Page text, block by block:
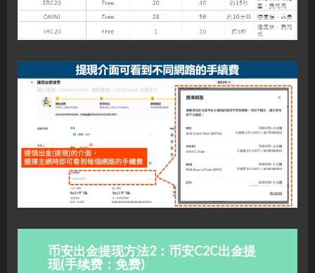
币安出金提现方法2：币安C2C出金提
现(手续费：免费)